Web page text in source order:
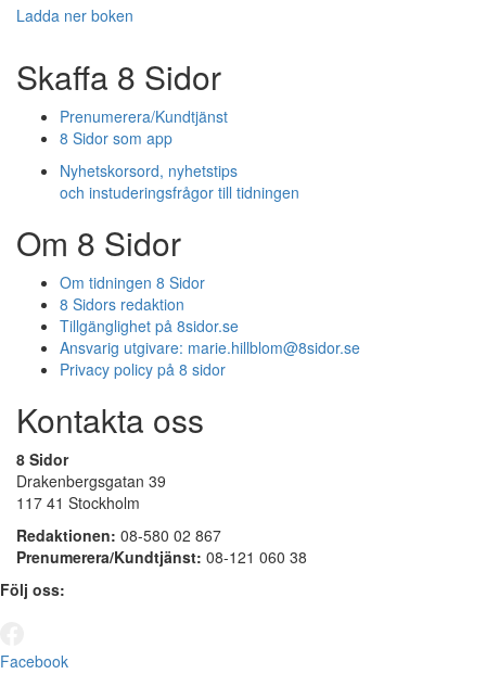
Ladda ner boken
Skaffa 8 Sidor
Prenumerera/Kundtjänst
8 Sidor som app
Nyhetskorsord, nyhetstips
och instuderingsfrågor till tidningen
Om 8 Sidor
Om tidningen 8 Sidor
8 Sidors redaktion
Tillgänglighet på 8sidor.se
Ansvarig utgivare: marie.hillblom@8sidor.se
Privacy policy på 8 sidor
Kontakta oss
8 Sidor
Drakenbergsgatan 39
117 41 Stockholm
Redaktionen: 08-580 02 867
Prenumerera/Kundtjänst: 08-121 060 38
Följ oss:
Facebook